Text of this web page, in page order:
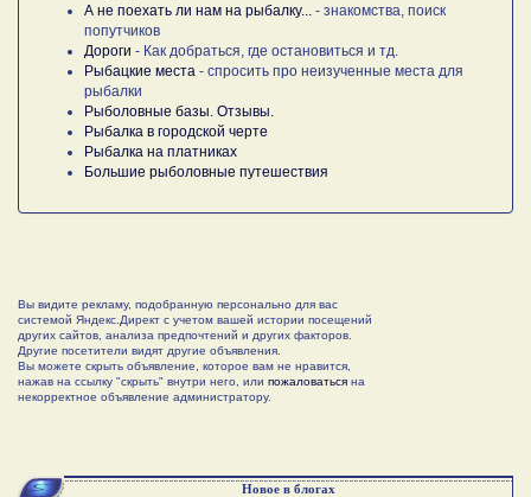
А не поехать ли нам на рыбалку...
- знакомства, поиск
попутчиков
Дороги - Как добраться, где остановиться и тд.
Рыбацкие места - спросить про неизученные места для
рыбалки
Рыболовные базы. Отзывы.
Рыбалка в городской черте
Рыбалка на платниках
Большие рыболовные путешествия
Вы видите рекламу, подобранную персонально для вас
системой Яндекс.Директ с учетом вашей истории посещений
других сайтов, анализа предпочтений и других факторов.
Другие посетители видят другие объявления.
Вы можете скрыть объявление, которое вам не нравится,
нажав на ссылку "скрыть" внутри него, или пожаловаться на
некорректное объявление администратору.
Новое в блогах